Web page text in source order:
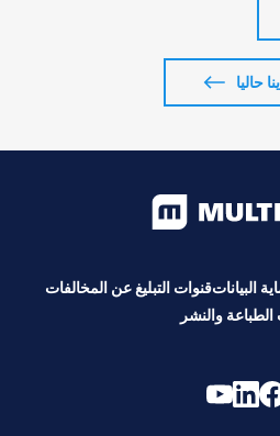
حاليا
البياناتقنوات التبليغ عن المخالفات
الطباعة والنشر